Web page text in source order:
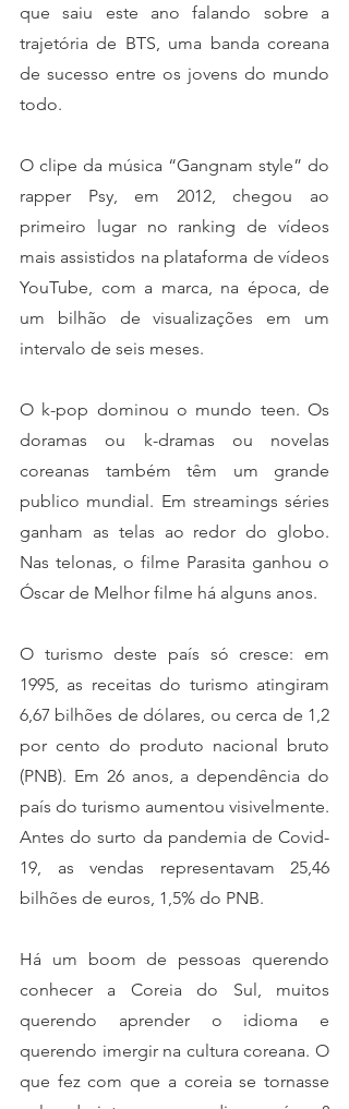
que saiu este ano falando sobre a
trajetória de BTS, uma banda coreana
de sucesso entre os jovens do mundo
todo.
O clipe da música “Gangnam style” do
rapper Psy, em 2012, chegou ao
primeiro lugar no ranking de vídeos
mais assistidos na plataforma de vídeos
YouTube, com a marca, na época, de
um bilhão de visualizações em um
intervalo de seis meses.
O k-pop dominou o mundo teen. Os
doramas ou k-dramas ou novelas
coreanas também têm um grande
publico mundial. Em streamings séries
ganham as telas ao redor do globo.
Nas telonas, o filme Parasita ganhou o
Óscar de Melhor filme há alguns anos.
O turismo deste país só cresce: em
1995, as receitas do turismo atingiram
6,67 bilhões de dólares, ou cerca de 1,2
por cento do produto nacional bruto
(PNB). Em 26 anos, a dependência do
país do turismo aumentou visivelmente.
Antes do surto da pandemia de Covid-
19, as vendas representavam 25,46
bilhões de euros, 1,5% do PNB.
Há um boom de pessoas querendo
conhecer a Coreia do Sul, muitos
querendo aprender o idioma e
querendo imergir na cultura coreana. O
que fez com que a coreia se tornasse